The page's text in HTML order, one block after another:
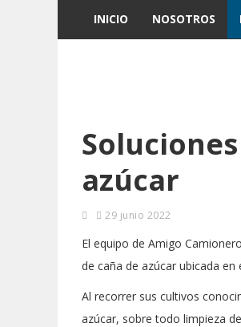
INICIO NOSOTROS
azúcar
29 junio 2022
El equipo de Amigo
de caña de azúcar ubicada
Al recorrer sus cultivos
azúcar, sobre todo limpieza